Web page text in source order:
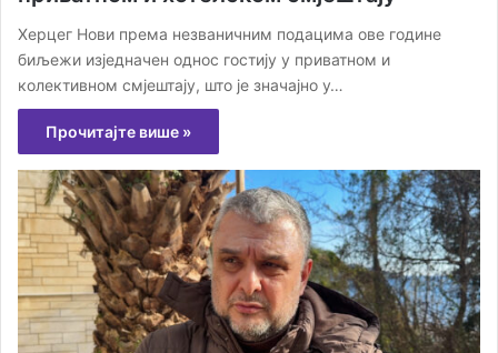
Херцег Нови према незваничним подацима ове године
биљежи изједначен однос гостију у приватном и
колективном смјештају, што је значајно у…
Прочитајте више »